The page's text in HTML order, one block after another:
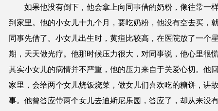
如果他没有倒下，他会拿上向同事借的奶粉，像往常一
到家里。他的小女儿十九个月，要吃奶粉，他没有空去买，
同事先借了。小女儿出生时，黄疸比较高，在医院放了一个
期，天天做光疗。他那时候压力很大，对同事说，他心里很
其实小女儿的病情并不严重，他的压力来自于关爱心切。他
家里，会给两个女儿烧饭烧菜，做女儿们喜欢吃的糖饼，讲
事。他曾答应带两个女儿去迪斯尼乐园，答应了，却从来没